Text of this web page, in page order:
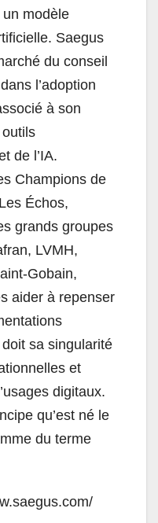
modèle
Saegus
du conseil
l’adoption
à son
de l’IA.
Champions de
Échos,
grands groupes
LVMH,
Gobain,
aider à repenser
sa singularité
et
digitaux.
qu’est né le
du terme